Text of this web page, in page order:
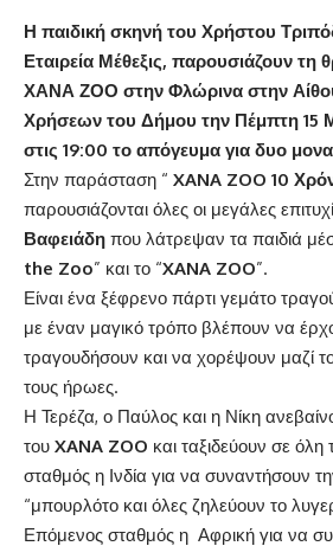
Η παιδική σκηνή του Χρήστου
Εταιρεία Μέθεξις, παρουσιάζουν τη
ΧΑΝΑ ΖΟΟ στην Φλώρινα στην
Χρήσεων του Δήμου την Πέμπτη 15
στις 19:00 το απόγευμα για δυο
Στην παράσταση “ XANA ZOO 10
παρουσιάζονται όλες οι μεγάλες
Βαφειάδη που λάτρεψαν τα παιδιά
the Zoo” και το “XANA ZOO”.
Είναι ένα ξέφρενο πάρτι γεμάτο
με έναν μαγικό τρόπο βλέπουν να
τραγουδήσουν και να χορέψουν μαζί
τους ήρωες.
Η Τερέζα, ο Παύλος και η Νίκη
του XANA ZOO και ταξιδεύουν σε
σταθμός η Ινδία για να συναντήσουν
“μπουρλότο και όλες ζηλεύουν το
Επόμενος σταθμός η Αφρική για να